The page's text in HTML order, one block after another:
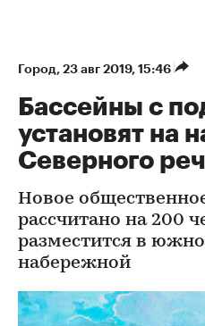
Город⁠, 23 авг 2019, 15:46
Бассейны с
установят на
Северного
Новое
рассчитано на 200
разместится в
набережной